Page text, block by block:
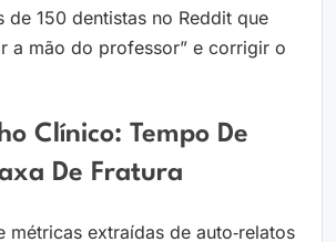
de 150 dentistas no Reddit que
a mão do professor” e corrigir o
Clínico: Tempo De
De Fratura
métricas extraídas de auto‑relatos